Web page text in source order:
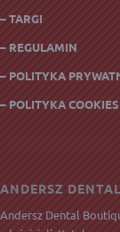
– TARGI
– REGULAMIN
– POLITYKA
– POLITYKA COOKIES
ANDERSZ
Andersz Dental